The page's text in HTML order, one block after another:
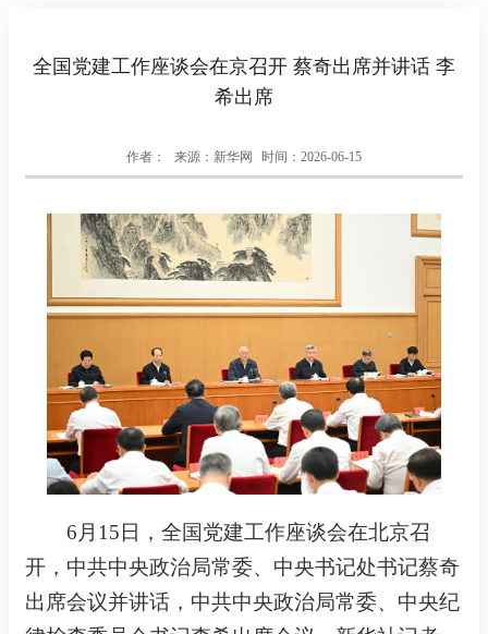
全国党建工作座谈会在京召开 蔡奇出席并讲话 李
希出席
作者： 来源：新华网 时间：2026-06-15
6月15日，全国党建工作座谈会在北京召
开，中共中央政治局常委、中央书记处书记蔡奇
出席会议并讲话，中共中央政治局常委、中央纪